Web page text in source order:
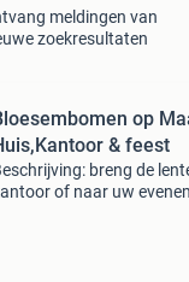
meldingen van
zoekresultaten
op
& feest
breng de
of naar uw